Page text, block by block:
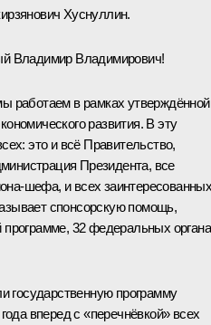
Хуснуллин.
Владимир Владимирович!
работаем в рамках утверждённой
развития. В эту
это и всё Правительство,
Президента, все
шефа, и всех
спонсорскую помощь,
32 федеральных органа
государственную программу
вперед с «перечнёвкой» всех